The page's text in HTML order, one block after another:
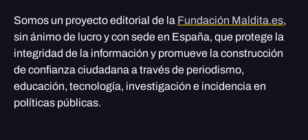
Somos un proyecto editorial de la Fundación Maldita.es,
sin ánimo de lucro y con sede en España, que protege la
integridad de la información y promueve la construcción
de confianza ciudadana a través de periodismo,
educación, tecnología, investigación e incidencia en
políticas públicas.